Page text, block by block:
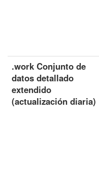
.work Conjunto de
datos detallado
extendido
(actualización diaria)